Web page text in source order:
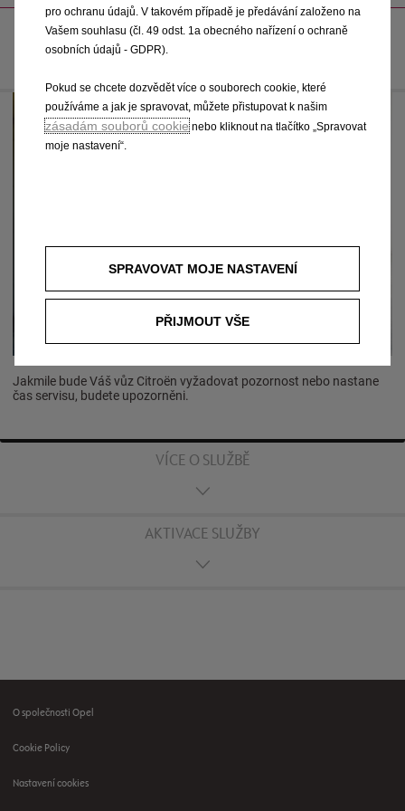
JEZDĚTE S ČISTOU HLAVOU
Jakmile bude Váš vůz Citroën vyžadovat pozornost nebo nastane
čas servisu, budete upozorněni.
VÍCE O SLUŽBĚ
AKTIVACE SLUŽBY
Footer
O společnosti Opel
Cookie Policy
Nastavení cookies
pro ochranu údajů. V takovém případě je předávání založeno na
Vašem souhlasu (čl. 49 odst. 1a obecného nařízení o ochraně
osobních údajů - GDPR).
Pokud se chcete dozvědět více o souborech cookie, které
používáme a jak je spravovat, můžete přistupovat k našim
zásadám souborů cookienebo kliknout na tlačítko „Spravovat
moje nastavení“.
SPRAVOVAT MOJE NASTAVENÍ
PŘIJMOUT VŠE